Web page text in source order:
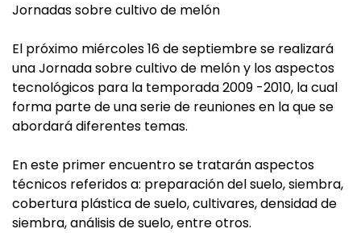
Jornadas sobre cultivo de melón
El próximo miércoles 16 de septiembre se realizará
una Jornada sobre cultivo de melón y los aspectos
tecnológicos para la temporada 2009 -2010, la cual
forma parte de una serie de reuniones en la que se
abordará diferentes temas.
En este primer encuentro se tratarán aspectos
técnicos referidos a: preparación del suelo, siembra,
cobertura plástica de suelo, cultivares, densidad de
siembra, análisis de suelo, entre otros.